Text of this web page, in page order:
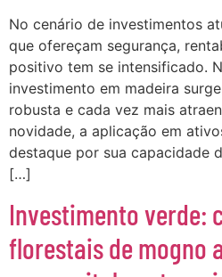
No cenário de investimentos
que ofereçam segurança,
positivo tem se intensificado.
investimento em madeira
robusta e cada vez mais
novidade, a aplicação em
destaque por sua capacidade
[…]
Investimento verde:
florestais de mogno